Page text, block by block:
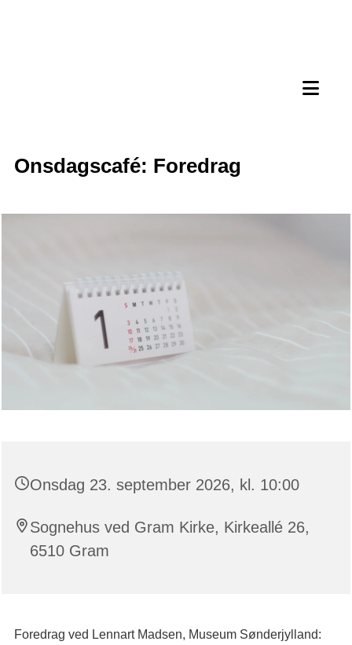
Onsdagscafé: Foredrag
Onsdag 23. september 2026, kl. 10:00
Sognehus ved Gram Kirke, Kirkeallé 26,
6510 Gram
Foredrag ved Lennart Madsen, Museum Sønderjylland: